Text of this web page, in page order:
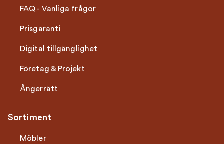
FAQ - Vanliga frågor
Prisgaranti
Digital tillgänglighet
Företag & Projekt
Ångerrätt
Sortiment
Möbler